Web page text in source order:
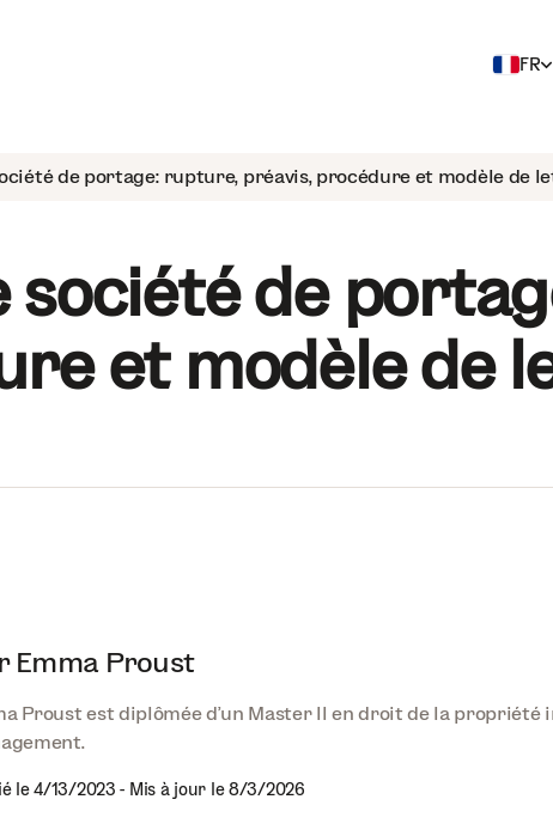
FR
English
de portage : rupture, préavis, procédure et modèle de
de
et modèle de
Emma Proust
Proust est diplômée d'un Master II en droit de la propriété
le 4/13/2023 - Mis à jour le 8/3/2026